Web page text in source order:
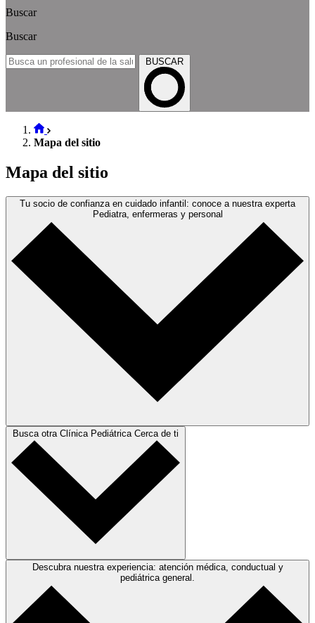
Buscar
Buscar
BUSCAR
Mapa del sitio
Mapa del sitio
Tu socio de confianza en cuidado infantil: conoce a nuestra experta
Pediatra, enfermeras y personal
Busca otra Clínica Pediátrica Cerca de ti
Descubra nuestra experiencia: atención médica, conductual y
pediátrica general.